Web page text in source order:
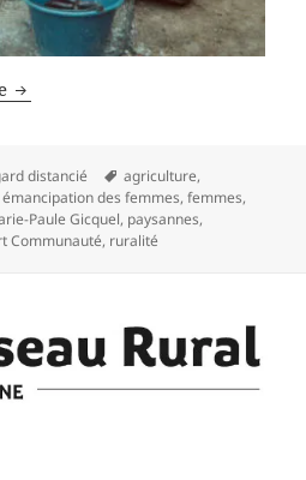
Elles ont changé le monde!
distancié
Mots-
clés
agriculture,
émancipation des femmes,femmes,
Paule Gicquel, paysannes,
Communauté, ruralité